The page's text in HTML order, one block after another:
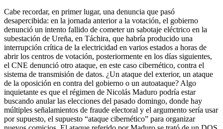
Cabe recordar, en primer lugar, una denuncia que pasó
desapercibida: en la jornada anterior a la votación, el gobierno
denunció un intento fallido de cometer un sabotaje eléctrico en la
subestación de Ureña, en Táchira, que habría producido una
interrupción crítica de la electricidad en varios estados a horas de
abrir los centros de votación, posteriormente en los días siguientes,
el CNE denunció otro ataque, en este caso cibernético, contra el
sistema de transmisión de datos. ¿Un ataque del exterior, un ataque
de la oposición en contra del gobierno o un autoataque? Algo
inquietante es que el régimen de Nicolás Maduro podría estar
buscando anular las elecciones del pasado domingo, donde hay
múltiples señalamientos de fraude electoral y el argumento sería usar
por supuesto, el supuesto “ataque cibernético” para organizar